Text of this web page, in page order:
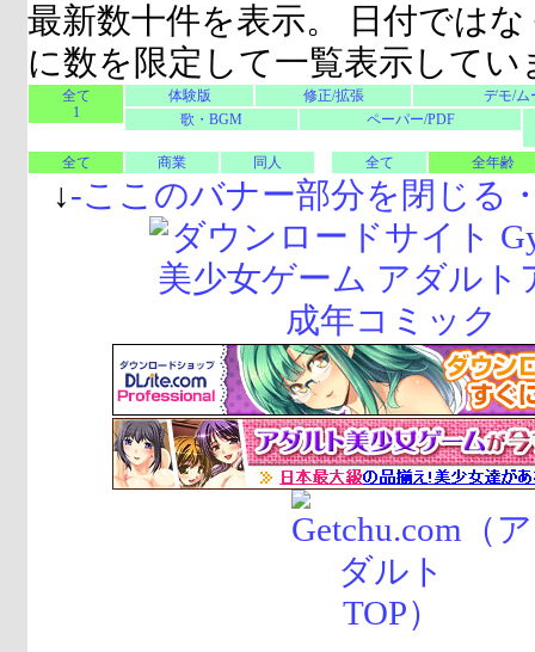
最新数十件を表示。 日付では
に数を限定して一覧表示してい
全て
1
体験版 修正/拡張
デモ/ム
歌・BGM
ペーパー/PDF
全て 商業 同人 全て 全年齢
↓-ここのバナー部分を閉じる